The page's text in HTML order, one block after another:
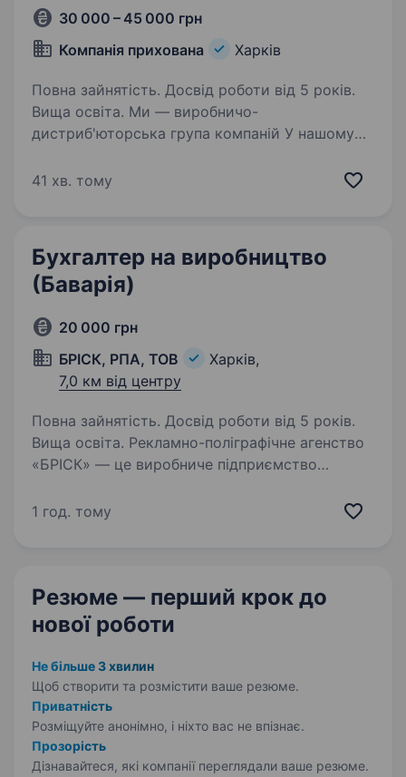
30 000 – 45 000 грн
Компанія прихована
Харків
Повна зайнятість. Досвід роботи від 5 років.
Вища освіта. Ми — виробничо-
дистриб'юторська група компаній У нашому
на загальній системі оподаткування.
41 хв. тому
Бухгалтер на виробництво
(Баварія)
20 000 грн
БРІСК, РПА, ТОВ
Харків,
7,0 км від центру
Повна зайнятість. Досвід роботи від 5 років.
Вища освіта. Рекламно-поліграфічне агенство
«БРІСК» — це виробниче підприємство
Понад 20 років ми випускаємо зошити,
1 год. тому
Резюме — перший крок до
нової роботи
Не більше 3 хвилин
Щоб створити та розмістити ваше резюме.
Приватність
Розміщуйте анонімно, і ніхто вас не впізнає.
Прозорість
Дізнавайтеся, які компанії переглядали ваше резюме.